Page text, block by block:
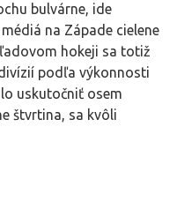
bulvárne, ide
na Západe cielene
hokeji sa totiž
podľa výkonnosti
uskutočniť osem
štvrtina, sa kvôli